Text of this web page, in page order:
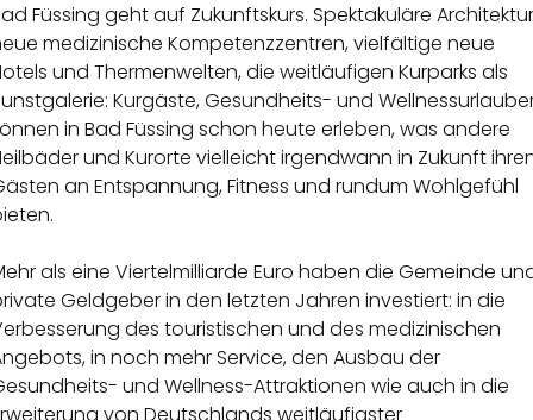
Füssing geht auf Zukunftskurs. Spektakuläre
medizinische Kompetenzzentren, vielfältige neue
und Thermenwelten, die weitläufigen Kurparks als
Kurgäste, Gesundheits- und
in Bad Füssing schon heute erleben, was andere
und Kurorte vielleicht irgendwann in Zukunft
an Entspannung, Fitness und rundum Wohlgefühl
als eine Viertelmilliarde Euro haben die Gemeinde
Geldgeber in den letzten Jahren investiert: in die
des touristischen und des medizinischen
in noch mehr Service, den Ausbau der
und Wellness-Attraktionen wie auch in die